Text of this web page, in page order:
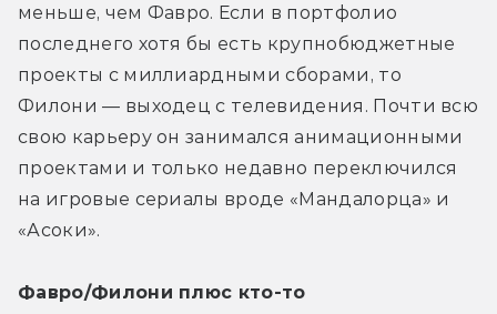
меньше, чем Фавро. Если в портфолио
последнего хотя бы есть крупнобюджетные
проекты с миллиардными сборами, то
Филони — выходец с телевидения. Почти всю
свою карьеру он занимался анимационными
проектами и только недавно переключился
на игровые сериалы вроде «Мандалорца» и
«Асоки».
Фавро/Филони плюс кто-то